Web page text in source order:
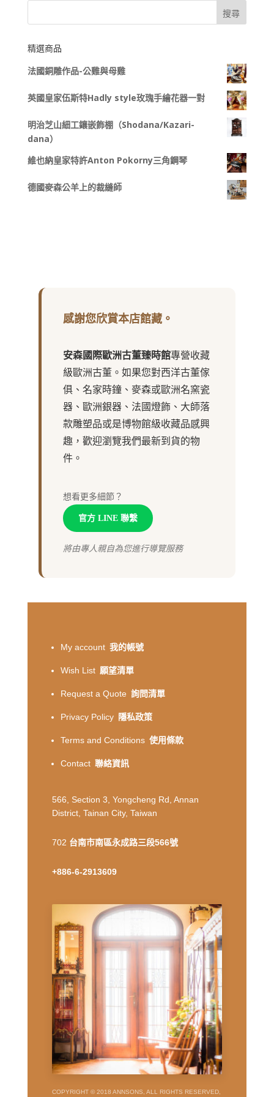
精選商品
法國銅雕作品-公雞與母雞
英國皇家伍斯特Hadly style玫瑰手繪花器一對
明治芝山細工鑲嵌飾棚（Shodana/Kazari-
dana）
維也納皇家特許Anton Pokorny三角鋼琴
德國麥森公羊上的裁縫師
感謝您欣賞本店館藏。
安森國際歐洲古董臻時館專營收藏
級歐洲古董。如果您對西洋古董傢
俱、名家時鐘、麥森或歐洲名窯瓷
器、歐洲銀器、法國燈飾、大師落
款雕塑品或是博物館級收藏品感興
趣，歡迎瀏覽我們最新到貨的物
件。
想看更多細節？
官方 LINE 聯繫
將由專人親自為您進行導覽服務
My account 我的帳號
Wish List 願望清單
Request a Quote 詢問清單
Privacy Policy 隱私政策
Terms and Conditions 使用條款
Contact 聯絡資訊
566, Section 3, Yongcheng Rd, Annan
District, Tainan City, Taiwan
702 台南市南區永成路三段566號
+886-6-2913609
COPYRIGHT © 2018 ANNSONS, ALL RIGHTS RESERVED,